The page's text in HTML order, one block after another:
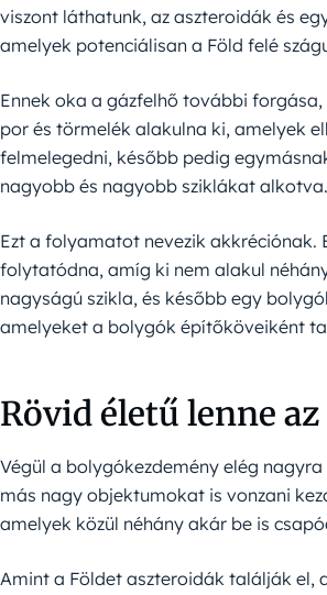
viszont láthatunk, az aszteroidák és
amelyek potenciálisan a Föld felé
Ennek oka a gázfelhő további
por és törmelék alakulna ki, amelyek
felmelegedni, később pedig
nagyobb és nagyobb sziklákat alkotva.
Ezt a folyamatot nevezik akkréciónak.
folytatódna, amíg ki nem alakul
nagyságú szikla, és később egy
amelyeket a bolygók építőköveiként
Rövid életű lenne
Végül a bolygókezdemény elég nagyra
más nagy objektumokat is vonzani
amelyek közül néhány akár be is
Amint a Földet aszteroidák találják el,